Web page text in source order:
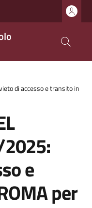
di accesso e transito in
2025:
e
per